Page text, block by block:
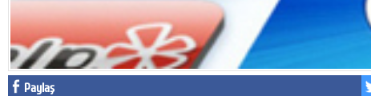
SOSYAL MEDYA
Facebook
Twitter
Paylaş